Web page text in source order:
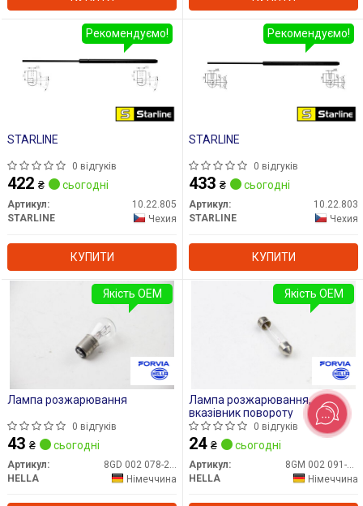
STARLINE
0 відгуків
422 ₴ сьогодні
Артикул:
10.22.805
STARLINE
Чехия
КУПИТИ
Рекомендуємо!
STARLINE
0 відгуків
433 ₴ сьогодні
Артикул:
10.22.803
STARLINE
Чехия
КУПИТИ
Рекомендуємо!
Лампа розжарювання
0 відгуків
43 ₴ сьогодні
Артикул:
8GD 002 078-221
HELLA
Німеччина
Якість OEM
Лампа розжарювання,
вказівник повороту
0 відгуків
24 ₴ сьогодні
Артикул:
8GM 002 091-131
HELLA
Німеччина
Якість OEM